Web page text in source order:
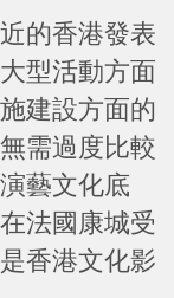
的香港發表
型活動方面
建設方面的
需過度比較
藝文化底
法國康城受
香港文化影